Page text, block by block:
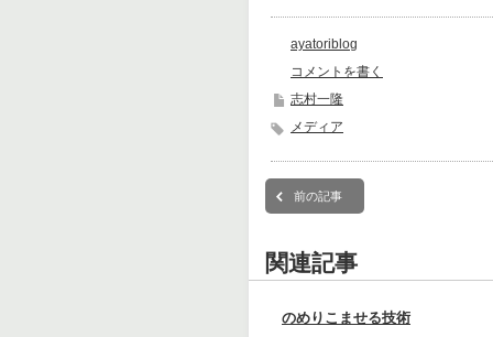
ayatoriblog
コメントを書く
志村一隆
メディア
前の記事
関連記事
のめりこませる技術